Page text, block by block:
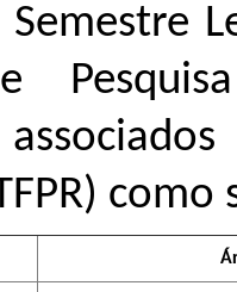
Semestre
como